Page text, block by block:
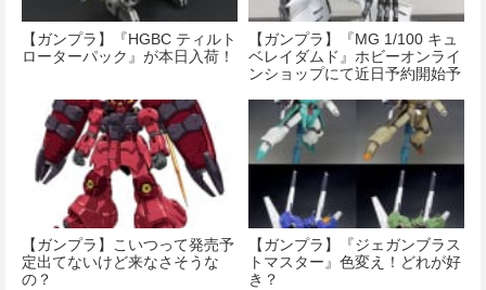
【ガンプラ】『HGBC ティルト
ローターパック』が本日入荷！
【ガンプラ】『MG 1/100 キュ
ベレイダムド』ホビーオンライ
ンショップにて近日予約開始予
【ガンプラ】こいつって発売予
定出てないけど来なさそうな
の？
【ガンプラ】『ジェガンブラス
トマスター』色変え！どれが好
き？